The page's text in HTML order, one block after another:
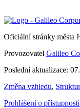
Oficiální stránky města
Provozovatel Galileo
Poslední aktualizace:
Změna vzhledu,
Prohlášení o přístupnosti